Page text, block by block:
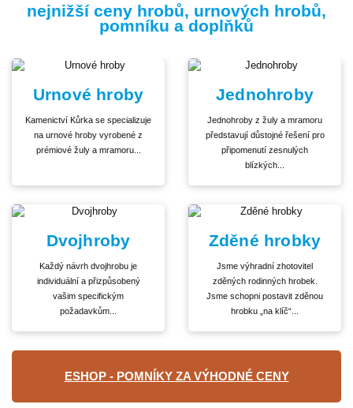
nejnižší ceny hrobů, urnových hrobů,
pomníku a doplňků
Urnové hroby
Kamenictví Kůrka se specializuje
na urnové hroby vyrobené z
prémiové žuly a mramoru...
Jednohroby
Jednohroby z žuly a mramoru
představují důstojné řešení pro
připomenutí zesnulých
blízkých...
Dvojhroby
Každý návrh dvojhrobu je
individuální a přizpůsobený
vašim specifickým
požadavkům...
Zděné hrobky
Jsme výhradní zhotovitel
zděných rodinných hrobek.
Jsme schopni postavit zděnou
hrobku „na klíč“...
ESHOP - POMNÍKY ZA VÝHODNÉ CENY